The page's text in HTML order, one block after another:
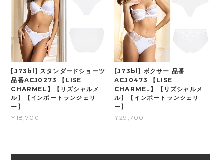
[J73bl] スタンダードショーツ
品番ACJ0273 【LISE
CHARMEL】【リズシャルメ
ル】【インポートランジェリ
ー】
¥18,700
[J73bl] ボクサー 品番
ACJ0473 【LISE
CHARMEL】【リズシャルメ
ル】【インポートランジェリ
ー】
¥29,700